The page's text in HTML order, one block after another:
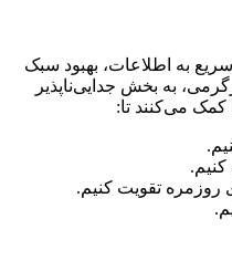
به اطلاعات، بهبود سبک
به بخش جدایی‌ناپذیر
کمک می‌کنند تا:
روزمره تقویت کنیم.